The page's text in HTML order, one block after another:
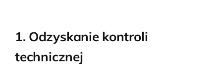
1. Odzyskanie kontroli
technicznej